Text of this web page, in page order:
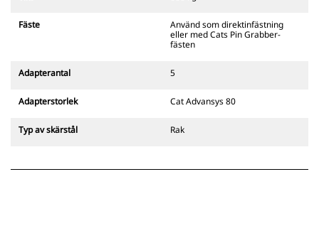
311–352 och alla hjulburna
grävmaskiner. Fästen för
Tillbehör som är kompatibla med
använder det fasta
anpassade redskapsfästen har ett
CW-anpassade redskapsfästen
Fäste
Använd som direktinfästning
eller med Cats Pin Grabber-
fästen
Adapterantal 5
Adapterstorlek Cat Advansys 80
Typ av skärstål Rak